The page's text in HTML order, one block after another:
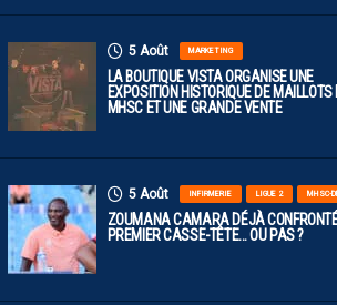
5 Août MARKETING
LA BOUTIQUE VISTA ORGANISE UNE
EXPOSITION HISTORIQUE DE MAILLOTS
MHSC ET UNE GRANDE VENTE
5 Août INFIRMERIE LIGUE 2 MHSC-
ZOUMANA CAMARA DÉJÀ
PREMIER CASSE-TÊTE… OU PAS ?